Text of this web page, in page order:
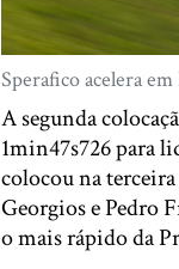
Sperafico acelera
A segunda
1min47s726 para
colocou na
Georgios e Pedro
o mais rápido da